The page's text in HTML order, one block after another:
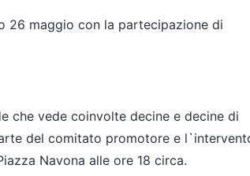
26 maggio con la partecipazione di
che vede coinvolte decine e decine di
del comitato promotore e
Navona alle ore 18 circa.